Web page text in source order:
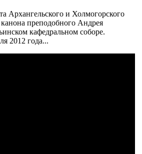
Архангельского и Холмогорского
преподобного Андрея
кафедральном соборе.
2012 года...